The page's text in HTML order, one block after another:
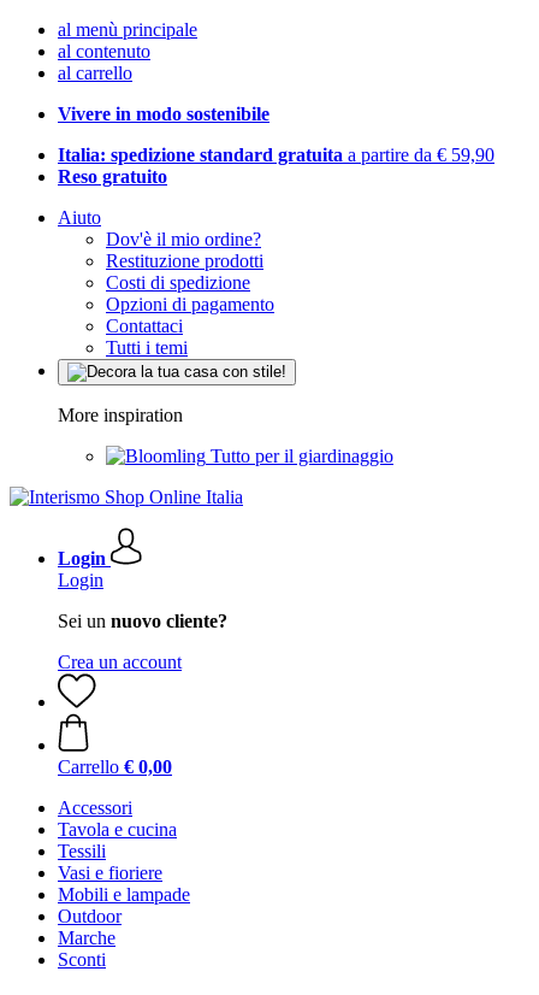
al menù principale
al contenuto
al carrello
Vivere in modo sostenibile
Italia: spedizione standard gratuita a partire da € 59,90
Reso gratuito
Aiuto
Dov'è il mio ordine?
Restituzione prodotti
Costi di spedizione
Opzioni di pagamento
Contattaci
Tutti i temi
More inspiration
Tutto per il giardinaggio
Login
Login
Sei un nuovo cliente?
Crea un account
Carrello € 0,00
Accessori
Tavola e cucina
Tessili
Vasi e fioriere
Mobili e lampade
Outdoor
Marche
Sconti